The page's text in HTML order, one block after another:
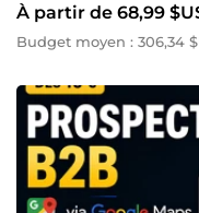
À partir de 68,99
Budget moyen : 306,34